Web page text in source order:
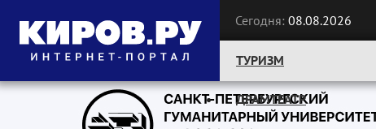
Сегодня: 08.08.2026
Следите за новостями:
ТУРИЗМ
ДРАМТЕАТР